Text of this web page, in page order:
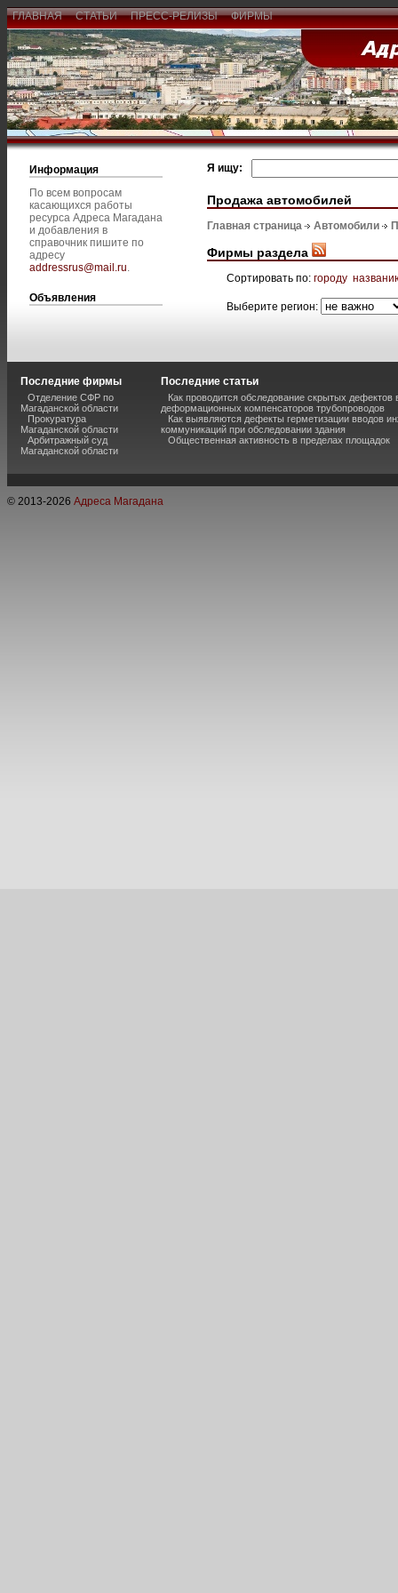
ГЛАВНАЯ СТАТЬИ ПРЕСС-РЕЛИЗЫ ФИРМЫ
Информация
По всем вопросам
касающихся работы
ресурса Адреса Магадана
и добавления в
справочник пишите по
адресу
addressrus@mail.ru.
Объявления
Я ищу:
Продажа автомобилей
Главная страница Автомобили
Фирмы раздела
Сортировать по: городу
Выберите регион:
Последние фирмы
Отделение СФР по
Магаданской области
Прокуратура
Магаданской области
Арбитражный суд
Магаданской области
Последние статьи
Как проводится обследование скрытых дефектов
деформационных компенсаторов трубопроводов
Как выявляются дефекты герметизации вводов
коммуникаций при обследовании здания
Общественная активность в пределах площадок
© 2013-2026 Адреса Магадана